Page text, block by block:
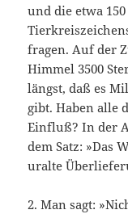
und die etwa
fragen. Auf der
Himmel 3500
längst, daß es
gibt. Haben alle
Einfluß? In der
dem Satz: »Das
uralte
2. Man sagt: